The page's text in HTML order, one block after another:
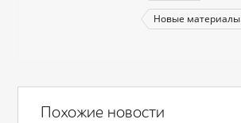
Новые материалы
Похожие новости